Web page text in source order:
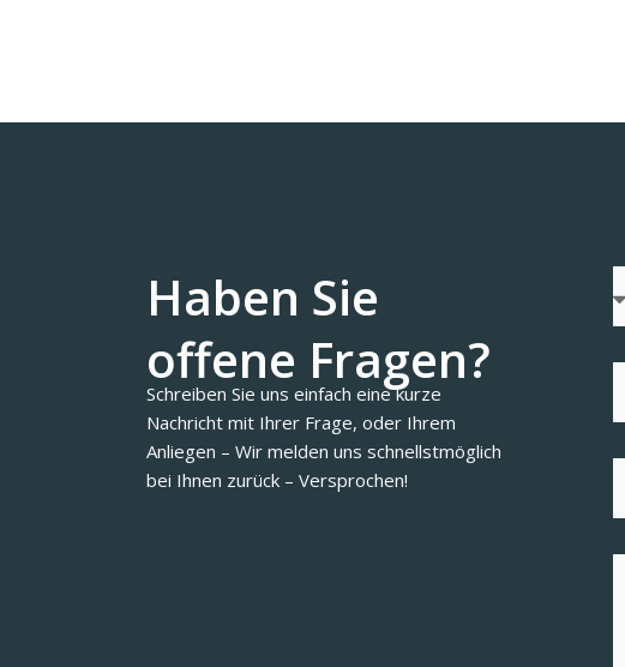
Haben Sie
offene Fragen?
Schreiben Sie uns einfach eine kurze
Nachricht mit Ihrer Frage, oder Ihrem
Anliegen – Wir melden uns schnellstmöglich
bei Ihnen zurück – Versprochen!